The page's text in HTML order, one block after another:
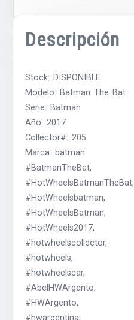
Descripción
Stock: DISPONIBLE
Modelo: Batman The Bat
Serie: Batman
Año: 2017
Collector#: 205
Marca: batman
#BatmanTheBat,
#HotWheelsBatmanTheBat,
#HotWheelsbatman,
#HotWheelsBatman,
#HotWheels2017,
#hotwheelscollector,
#hotwheels,
#hotwheelscar,
#AbelHWArgento,
#HWArgento,